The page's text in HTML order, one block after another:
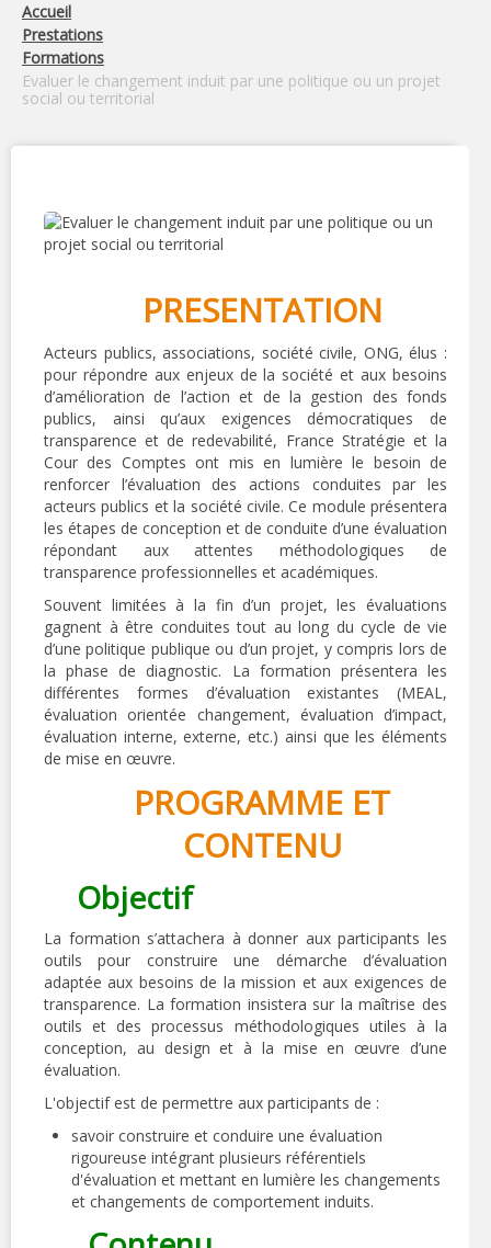
Accueil
Prestations
Formations
Evaluer le changement induit par une politique ou un projet
social ou territorial
PRESENTATION
Acteurs publics, associations, société civile, ONG, élus :
pour répondre aux enjeux de la société et aux besoins
d’amélioration de l’action et de la gestion des fonds
publics, ainsi qu’aux exigences démocratiques de
transparence et de redevabilité, France Stratégie et la
Cour des Comptes ont mis en lumière le besoin de
renforcer l’évaluation des actions conduites par les
acteurs publics et la société civile. Ce module présentera
les étapes de conception et de conduite d’une évaluation
répondant aux attentes méthodologiques de
transparence professionnelles et académiques.
Souvent limitées à la fin d’un projet, les évaluations
gagnent à être conduites tout au long du cycle de vie
d’une politique publique ou d’un projet, y compris lors de
la phase de diagnostic. La formation présentera les
différentes formes d’évaluation existantes (MEAL,
évaluation orientée changement, évaluation d’impact,
évaluation interne, externe, etc.) ainsi que les éléments
de mise en œuvre.
PROGRAMME ET
CONTENU
Objectif
La formation s’attachera à donner aux participants les
outils pour construire une démarche d’évaluation
adaptée aux besoins de la mission et aux exigences de
transparence. La formation insistera sur la maîtrise des
outils et des processus méthodologiques utiles à la
conception, au design et à la mise en œuvre d’une
évaluation.
L'objectif est de permettre aux participants de :
savoir construire et conduire une évaluation
rigoureuse intégrant plusieurs référentiels
d'évaluation et mettant en lumière les changements
et changements de comportement induits.